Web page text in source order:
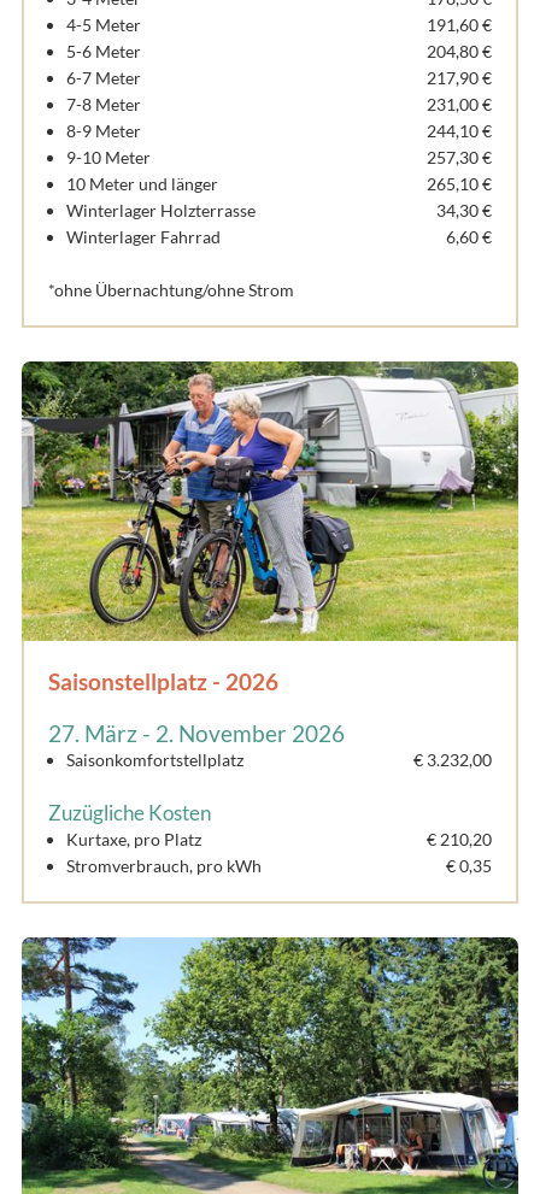
4-5 Meter
191,60 €
5-6 Meter
204,80 €
6-7 Meter
217,90 €
7-8 Meter
231,00 €
8-9 Meter
244,10 €
9-10 Meter
257,30 €
10 Meter und länger
265,10 €
Winterlager Holzterrasse
34,30 €
Winterlager Fahrrad
6,60 €
*ohne Übernachtung/ohne Strom
Saisonstellplatz - 2026
27. März - 2. November 2026
Saisonkomfortstellplatz € 3.232,00
Zuzügliche Kosten
Kurtaxe, pro Platz
€ 210,20
Stromverbrauch, pro kWh
€ 0,35